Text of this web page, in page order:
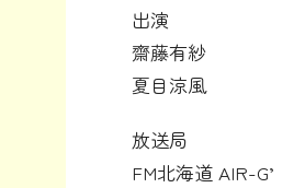
出演
齋藤有紗
夏目涼風
放送局
FM北海道 AIR-G’